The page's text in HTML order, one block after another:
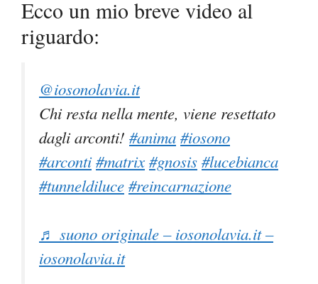
Ecco un mio breve video al
riguardo:
@iosonolavia.it
Chi resta nella mente, viene resettato
dagli arconti! #anima #iosono
#arconti #matrix #gnosis #lucebianca
#tunneldiluce #reincarnazione
♬ suono originale – iosonolavia.it –
iosonolavia.it